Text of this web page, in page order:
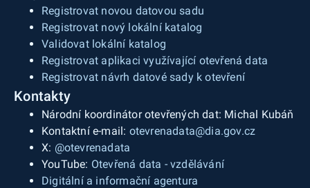
Registrovat novou datovou sadu
Registrovat nový lokální katalog
Validovat lokální katalog
Registrovat aplikaci využívající otevřená data
Registrovat návrh datové sady k otevření
Kontakty
Národní koordinátor otevřených dat: Michal Kubáň
Kontaktní e-mail: otevrenadata@dia.gov.cz
X: @otevrenadata
YouTube: Otevřená data - vzdělávání
Digitální a informační agentura